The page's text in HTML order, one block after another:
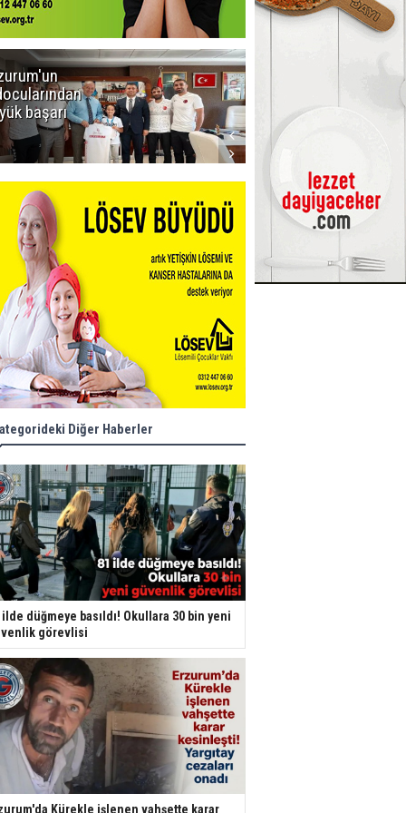
başarı
Diğer Haberler
ilde düğmeye basıldı! Okullara 30 bin yeni
görevlisi
Kürekle işlenen vahşette karar